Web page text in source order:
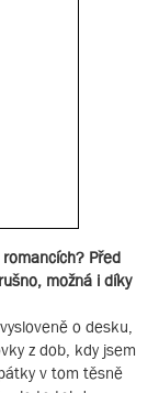
Před
možná i díky
o desku,
z dob, kdy jsem
v tom těsně